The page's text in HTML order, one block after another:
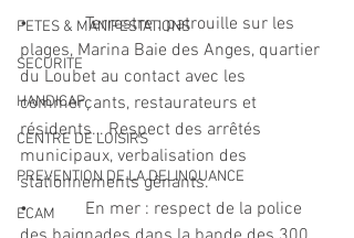
FETES & MANIFESTATIONS
SECURITE
HANDICAP
CENTRE DE LOISIRS
PREVENTION DE LA DELINQUANCE
ECAM
•             Terrestre : patrouille sur les
plages, Marina Baie des Anges, quartier
du Loubet au contact avec les
commerçants, restaurateurs et
résidents… Respect des arrêtés
municipaux, verbalisation des
stationnements gênants.
•             En mer : respect de la police